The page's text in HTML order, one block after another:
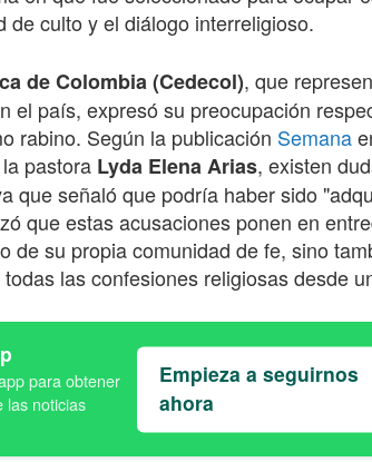
culto y el diálogo interreligioso.
de Colombia (Cedecol), que
el país, expresó su preocupación
rabino. Según la publicación Semana
pastora Lyda Elena Arias, existen
que señaló que podría haber sido
que estas acusaciones ponen en
de su propia comunidad de fe, sino
las confesiones religiosas desde
Empieza a seguirnos
ahora